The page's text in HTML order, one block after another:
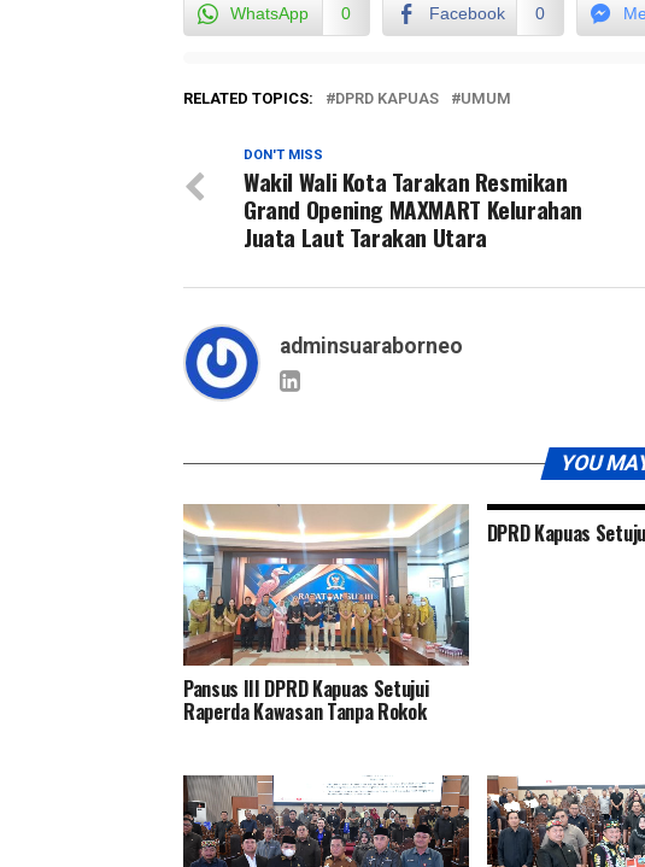
WhatsApp 0 Facebook 0
RELATED TOPICS: DPRD KAPUAS UMUM
DON'T MISS
Wakil Wali Kota Tarakan Resmikan
Grand Opening MAXMART Kelurahan
Juata Laut Tarakan Utara
adminsuaraborneo
YOU
Pansus III DPRD Kapuas Setujui
Raperda Kawasan Tanpa Rokok
DPRD Kapuas